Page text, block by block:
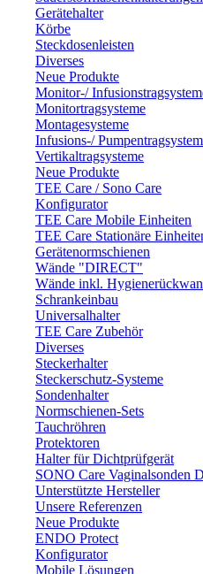
Gerätehalter
Körbe
Steckdosenleisten
Diverses
Neue Produkte
Monitor-/
Monitortragsysteme
Montagesysteme
Infusions-/
Vertikaltragsysteme
Neue Produkte
TEE Care / Sono Care
Konfigurator
TEE Care Mobile Einheiten
TEE Care Stationäre
Gerätenormschienen
Wände "DIRECT"
Wände inkl.
Schrankeinbau
Universalhalter
TEE Care Zubehör
Diverses
Steckerhalter
Steckerschutz-Systeme
Sondenhalter
Normschienen-Sets
Tauchröhren
Protektoren
Halter für Dichtprüfgerät
SONO Care Vaginalsonden
Unterstützte Hersteller
Unsere Referenzen
Neue Produkte
ENDO Protect
Konfigurator
Mobile Lösungen